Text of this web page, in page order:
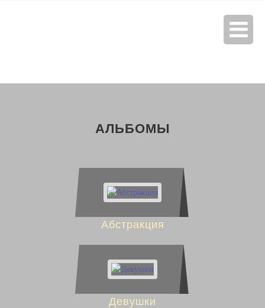
АЛЬБОМЫ
Абстракция
Девушки